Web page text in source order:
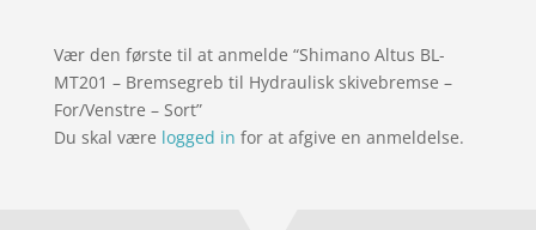
Vær den første til at anmelde “Shimano Altus BL-
MT201 – Bremsegreb til Hydraulisk skivebremse –
For/Venstre – Sort”
Du skal være logged in for at afgive en anmeldelse.